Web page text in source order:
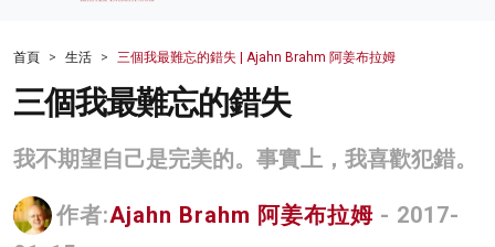
財經
生活
科技
首頁 生活 三個我最難忘的錯失 | Ajahn Brahm 阿姜布拉姆
三個我最難忘的錯失
我不期望自己是完美的。事實上，我喜歡犯錯。
作者:Ajahn Brahm 阿姜布拉姆 - 2017-